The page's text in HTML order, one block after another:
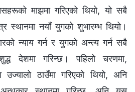
माझमा गरिएको थियो, यो सबै
स्थानमा नयाँ युगको शुभारम्भ थियो।
न्याय गर्न र युगको अन्त्य गर्न सबै
देशमा गरिन्छ। पहिलो चरणमा,
उज्यालो ठाउँमा गरिएको थियो, अनि